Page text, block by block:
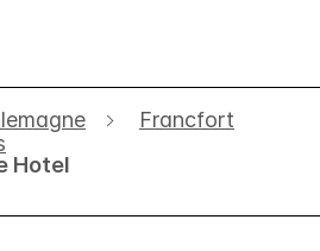
Francfort
Hotel